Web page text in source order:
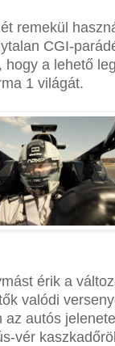
remekül
CGI-
hogy a lehető
1 világát.
érik a
valódi
az autós
vér